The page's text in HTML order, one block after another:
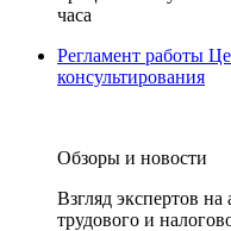
часа
Регламент работы
консультирования
Обзоры и новости
Взгляд экспертов
трудового и